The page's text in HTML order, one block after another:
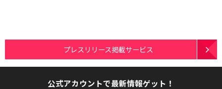
プレスリリース掲載サービス
公式アカウントで最新情報ゲット！